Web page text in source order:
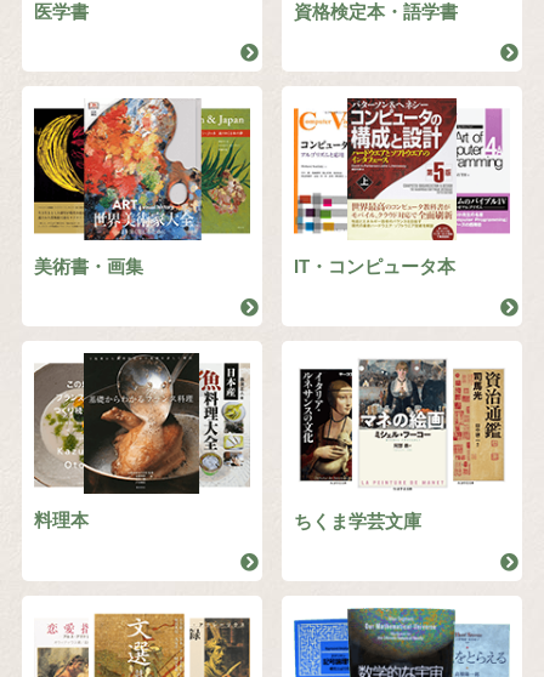
医学書 資格検定本・語学書
美術書・画集 IT・コンピュータ本
料理本 ちくま学芸文庫